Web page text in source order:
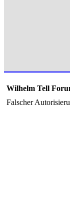
Wilhelm Tell
Falscher